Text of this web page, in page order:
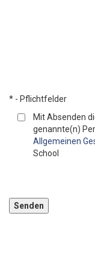
* - Pflichtfelder
Mit Absenden
genannte(n)
Allgemeinen
School